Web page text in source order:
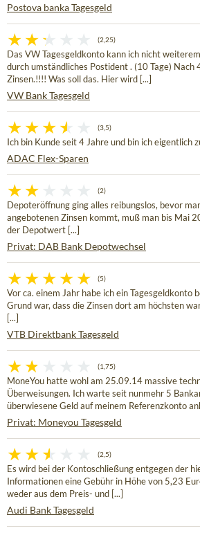
Postova banka Tagesgeld
(2,25)
Das VW Tagesgeldkonto kann ich nicht
durch umständliches Postident . (10 Tage) Nach
Zinsen.!!!! Was soll das. Hier wird [...]
VW Bank Tagesgeld
(3,5)
Ich bin Kunde seit 4 Jahre und bin ich eigentlich
ADAC Flex-Sparen
(2)
Depoteröffnung ging alles reibungslos, bevor
angebotenen Zinsen kommt, muß man bis Mai
der Depotwert [...]
Privat: DAB Bank Depotwechsel
(5)
Vor ca. einem Jahr habe ich ein Tagesgeldkonto
Grund war, dass die Zinsen dort am höchsten
[...]
VTB Direktbank Tagesgeld
(1,75)
MoneYou hatte wohl am 25.09.14 massive
Überweisungen. Ich warte seit nunmehr 5
überwiesene Geld auf meinem Referenzkonto
Privat: Moneyou Tagesgeld
(2,5)
Es wird bei der Kontoschließung entgegen der
Informationen eine Gebühr in Höhe von 5,23
weder aus dem Preis- und [...]
Audi Bank Tagesgeld